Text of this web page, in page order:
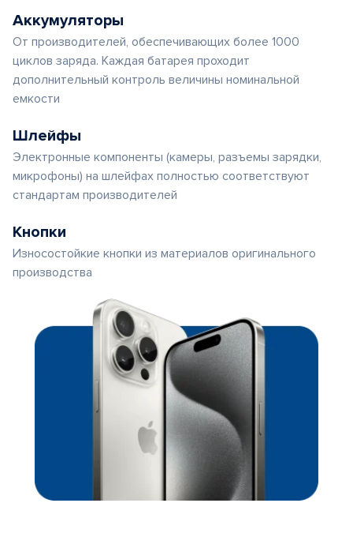
Аккумуляторы
От производителей, обеспечивающих более 1000
циклов заряда. Каждая батарея проходит
дополнительный контроль величины номинальной
емкости
Шлейфы
Электронные компоненты (камеры, разъемы зарядки,
микрофоны) на шлейфах полностью соответствуют
стандартам производителей
Кнопки
Износостойкие кнопки из материалов оригинального
производства